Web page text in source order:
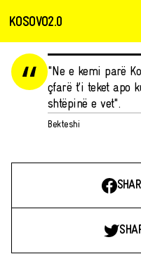
KOSOVO2.0
"Ne e kemi parë
çfarë t’i teket apo
shtëpinë e vet".
Bekteshi